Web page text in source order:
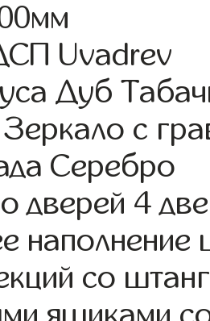
Uvadrev
Дуб
с
Серебро
дверей 4
со